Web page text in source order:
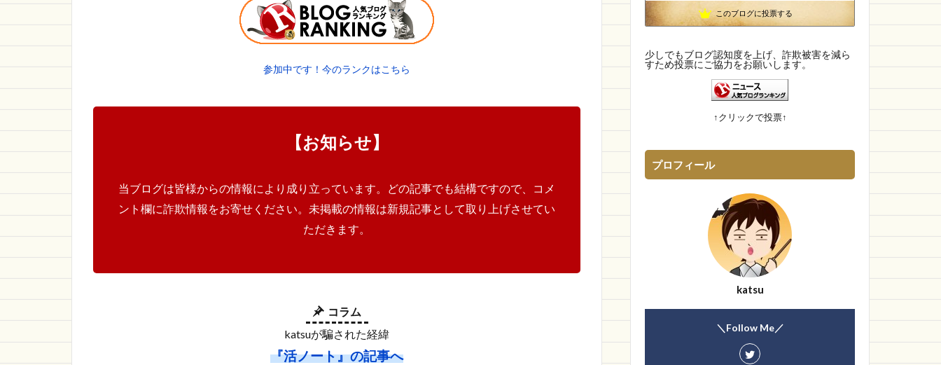
参加中です！今のランクはこちら
【お知らせ】
当ブログは皆様からの情報により成り立っています。どの記事でも結構ですので、コメ
ント欄に詐欺情報をお寄せください。未掲載の情報は新規記事として取り上げさせてい
ただきます。
コラム
katsuが騙された経緯
『活ノート』の記事へ
10位 執務室
13位 エンジニアの憂鬱
マダムとセニョリータのニュースな杜
このブログに投票する
少しでもブログ認知度を上げ、詐欺被害を減ら
すため投票にご協力をお願いします。
↑クリックで投票↑
プロフィール
katsu
＼Follow Me／